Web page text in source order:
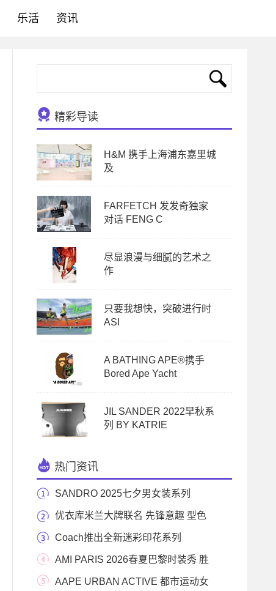
乐活 资讯
精彩导读
H&M 携手上海浦东嘉里城
及
FARFETCH 发发奇独家
对话 FENG C
尽显浪漫与细腻的艺术之
作
只要我想快，突破进行时
ASI
A BATHING APE®携手
Bored Ape Yacht
JIL SANDER 2022早秋系
列 BY KATRIE
热门资讯
SANDRO 2025七夕男女装系列
优衣库米兰大牌联名 先锋意趣 型色
纷呈Coach推出全新迷彩印花系列
AMI PARIS 2026春夏巴黎时装秀 胜
利广场（PLACE DES
AAPE URBAN ACTIVE 都市运动女